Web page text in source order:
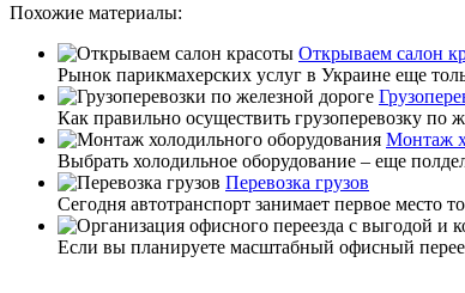
Похожие материалы:
Открываем салон
Рынок парикмахерских услуг в Украине еще
Как правильно осуществить грузоперевозку по
Монтаж
Выбрать холодильное оборудование – еще
Перевозка грузов
Сегодня автотранспорт занимает первое место
Если вы планируете масштабный офисный